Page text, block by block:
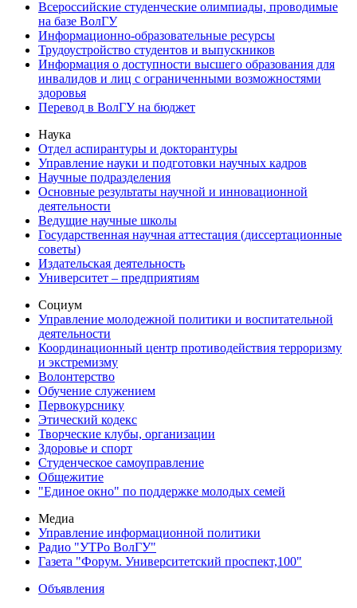
Всероссийские студенческие олимпиады, проводимые
на базе ВолГУ
Информационно-образовательные ресурсы
Трудоустройство студентов и выпускников
Информация о доступности высшего образования для
инвалидов и лиц с ограниченными возможностями
здоровья
Перевод в ВолГУ на бюджет
Наука
Отдел аспирантуры и докторантуры
Управление науки и подготовки научных кадров
Научные подразделения
Основные результаты научной и инновационной
деятельности
Ведущие научные школы
Государственная научная аттестация (диссертационные
советы)
Издательская деятельность
Университет – предприятиям
Социум
Управление молодежной политики и воспитательной
деятельности
Координационный центр противодействия терроризму
и экстремизму
Волонтерство
Обучение служением
Первокурснику
Этический кодекс
Творческие клубы, организации
Здоровье и спорт
Студенческое самоуправление
Общежитие
"Единое окно" по поддержке молодых семей
Медиа
Управление информационной политики
Радио "УТРо ВолГУ"
Газета "Форум. Университетский проспект,100"
Объявления